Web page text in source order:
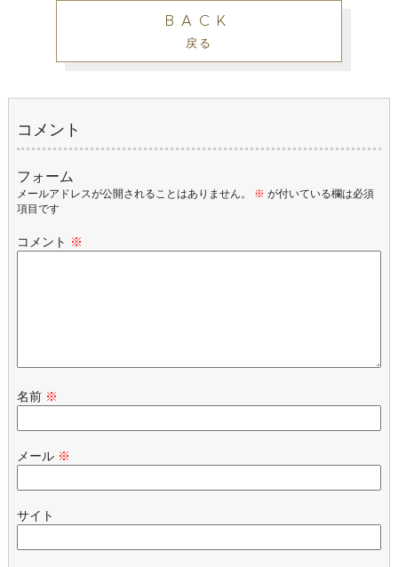
BACK
戻る
コメント
フォーム
メールアドレスが公開されることはありません。 ※ が付いている欄は必須
項目です
コメント ※
名前 ※
メール ※
サイト